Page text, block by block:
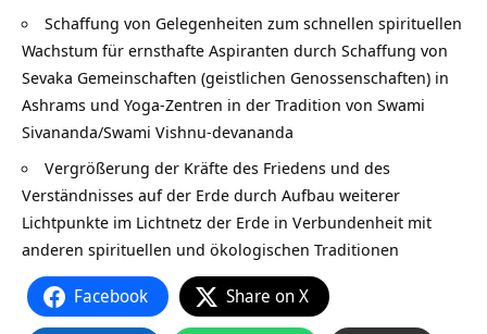
Schaffung von Gelegenheiten zum schnellen spirituellen
Wachstum für ernsthafte Aspiranten durch Schaffung von
Sevaka Gemeinschaften (geistlichen Genossenschaften) in
Ashrams und Yoga-Zentren in der Tradition von Swami
Sivananda/Swami Vishnu-devananda
Vergrößerung der Kräfte des Friedens und des
Verständnisses auf der Erde durch Aufbau weiterer
Lichtpunkte im Lichtnetz der Erde in Verbundenheit mit
anderen spirituellen und ökologischen Traditionen
Facebook Share on X